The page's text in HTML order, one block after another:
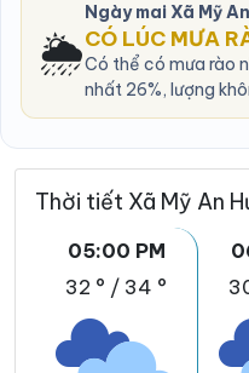
🌦️
Ngày mai Xã Mỹ
CÓ LÚC MƯA
Có thể có mưa rào
nhất 26%, lượng
Thời tiết Xã Mỹ An
05:00 PM
32 ° / 34 °